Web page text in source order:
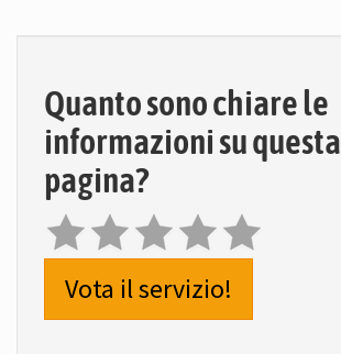
Quanto sono chiare le
informazioni su questa
pagina?
Vota il servizio!